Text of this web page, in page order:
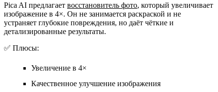
Pica AI предлагает восстановитель фото, который увеличивает
изображение в 4×. Он не занимается раскраской и не
устраняет глубокие повреждения, но даёт чёткие и
детализированные результаты.
✅ Плюсы:
Увеличение в 4×
Качественное улучшение изображения